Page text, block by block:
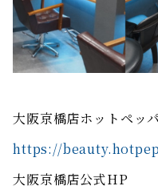
大阪京橋店ホットペッ
https://
大阪京橋店公式HP